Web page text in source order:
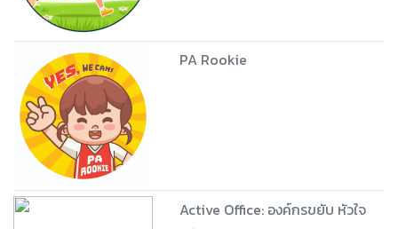
PA Rookie
Active Office: องค์กรขยับ หัวใจ